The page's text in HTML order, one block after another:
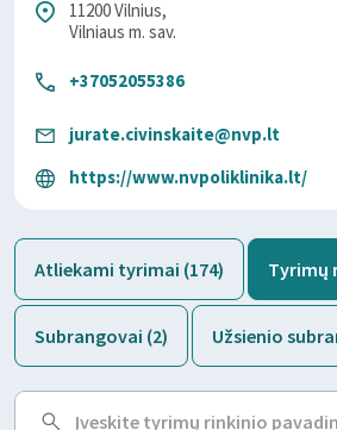
11200 Vilnius,
Vilniaus m. sav.
+37052055386
jurate.civinskaite@nvp.lt
https://www.nvpoliklinika.lt/
Atliekami tyrimai (174) Tyrimų
Subrangovai (2) Užsienio